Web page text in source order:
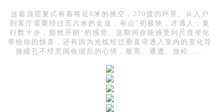
这套顶层复式有着将近6米的挑空，270度的环景。从入户
到客厅需要经过五六米的走道，有点”初极狭，才通人；复
行数十步，豁然开朗“的感觉。这期间你能感受到尺度变化
带给你的惊喜，还有因为光线经过垂直帘透入室内的变化导
致瞳孔不经意间收缩后的心情，敞亮、通透、放松……